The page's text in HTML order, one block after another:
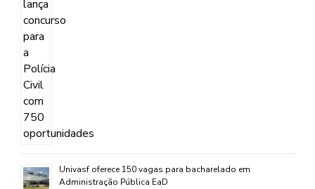
Univasf oferece 150 vagas para bacharelado em
Administração Pública EaD